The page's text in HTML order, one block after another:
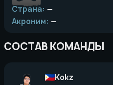
Страна: —
Акроним: —
СОСТАВ КОМАНДЫ
Kokz